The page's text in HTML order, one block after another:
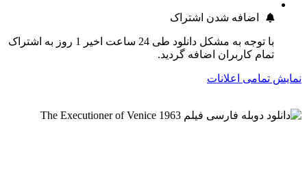
اضافه شدن اشتراک
با توجه به مشکل دانلود طی 24 ساعت اخیر 1 روز به اشتراک
تمام کاربران اضافه گردید.
نمایش تمامی اعلانات